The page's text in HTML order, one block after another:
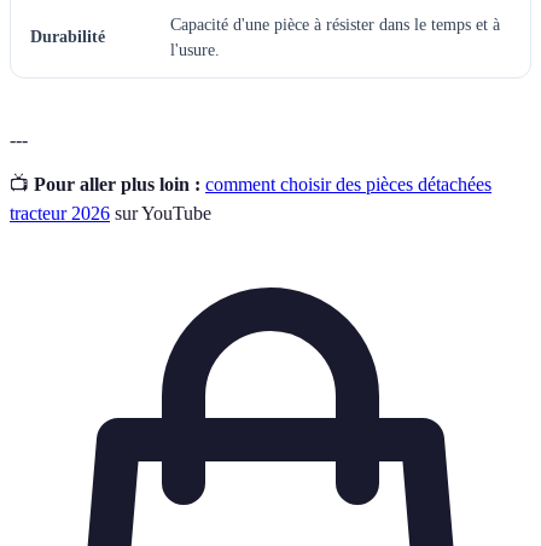
Durabilité
Capacité d'une pièce à résister dans le temps et à
l'usure.
---
📺 Pour aller plus loin : comment choisir des pièces détachées
tracteur 2026 sur YouTube